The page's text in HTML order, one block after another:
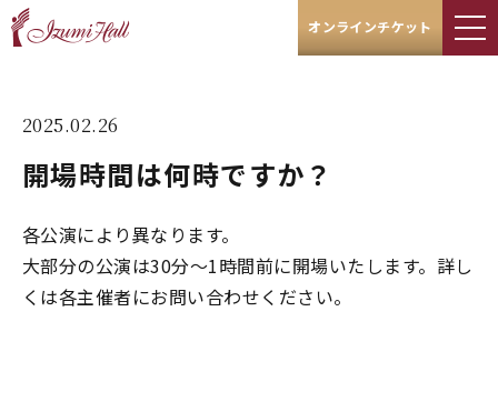
オンラインチケット
2025.02.26
開場時間は何時ですか？
各公演により異なります。
大部分の公演は30分～1時間前に開場いたします。詳し
くは各主催者にお問い合わせください。